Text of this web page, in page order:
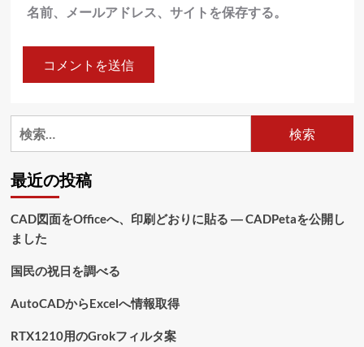
名前、メールアドレス、サイトを保存する。
検
索:
最近の投稿
CAD図面をOfficeへ、印刷どおりに貼る ― CADPetaを公開し
ました
国民の祝日を調べる
AutoCADからExcelへ情報取得
RTX1210用のGrokフィルタ案